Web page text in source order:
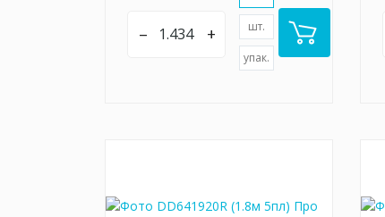
– + шт.
упак.